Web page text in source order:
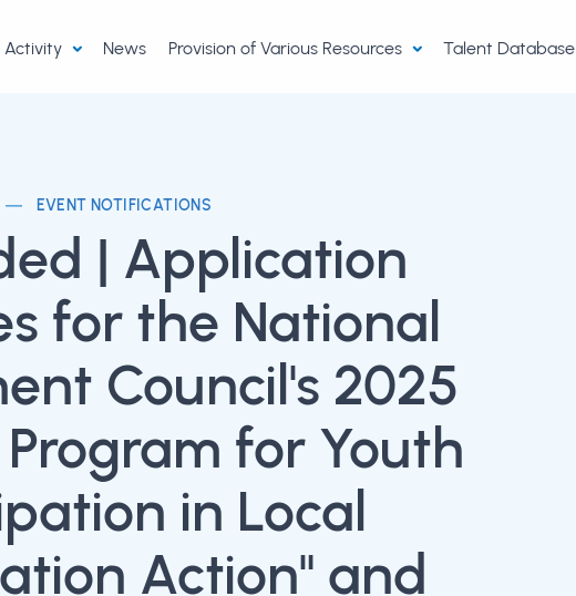
Activity News Provision of Various Resources Talent Database
EVENT NOTIFICATIONS
| Application
for the National
Council's 2025
for Youth
in Local
Action" and